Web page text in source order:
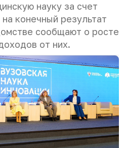
науку за счет
конечный результат
сообщают о росте
от них.